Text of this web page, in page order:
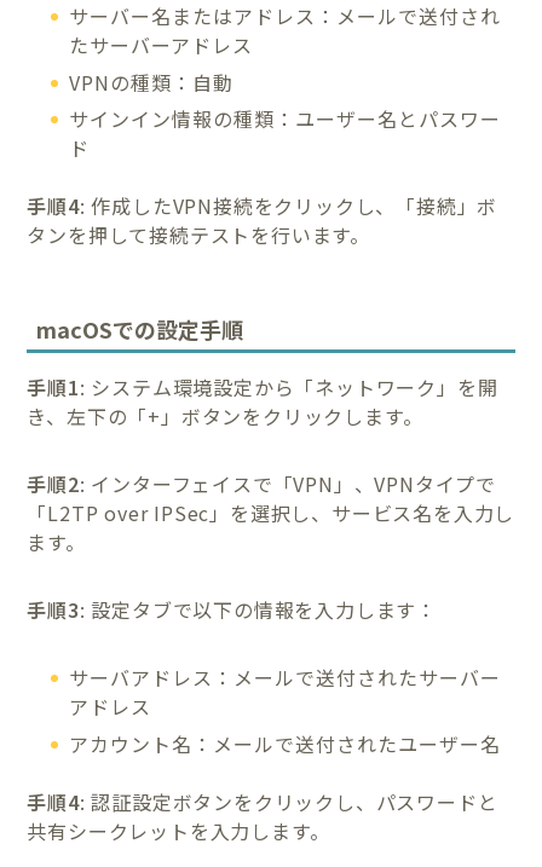
サーバー名またはアドレス：メールで送付され
たサーバーアドレス
VPNの種類：自動
サインイン情報の種類：ユーザー名とパスワー
ド
手順4: 作成したVPN接続をクリックし、「接続」ボ
タンを押して接続テストを行います。
macOSでの設定手順
手順1: システム環境設定から「ネットワーク」を開
き、左下の「+」ボタンをクリックします。
手順2: インターフェイスで「VPN」、VPNタイプで
「L2TP over IPSec」を選択し、サービス名を入力し
ます。
手順3: 設定タブで以下の情報を入力します：
サーバアドレス：メールで送付されたサーバー
アドレス
アカウント名：メールで送付されたユーザー名
手順4: 認証設定ボタンをクリックし、パスワードと
共有シークレットを入力します。